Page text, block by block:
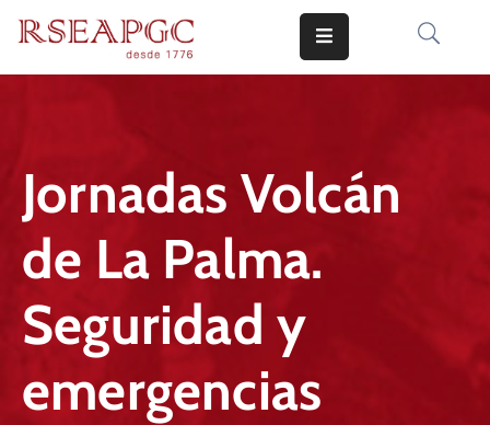
COMUNICADOS
CONOCERNOS
CONTACTO
​Jornadas Volcán
de La Palma.
Seguridad y
emergencias